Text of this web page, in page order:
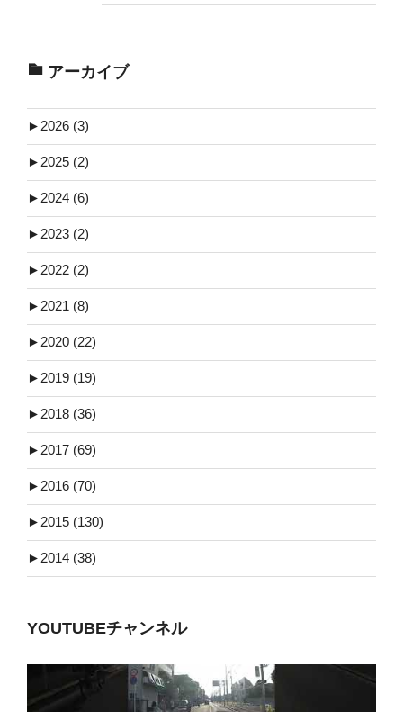
アーカイブ
► 2026 (3)
► 2025 (2)
► 2024 (6)
► 2023 (2)
► 2022 (2)
► 2021 (8)
► 2020 (22)
► 2019 (19)
► 2018 (36)
► 2017 (69)
► 2016 (70)
► 2015 (130)
► 2014 (38)
YOUTUBEチャンネル